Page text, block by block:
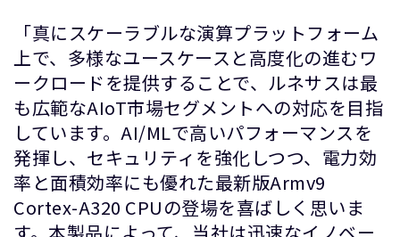
「真にスケーラブルな演算プラットフォーム
上で、多様なユースケースと高度化の進むワ
ークロードを提供することで、ルネサスは最
も広範なAIoT市場セグメントへの対応を目指
しています。AI/MLで高いパフォーマンスを
発揮し、セキュリティを強化しつつ、電力効
率と面積効率にも優れた最新版Armv9
Cortex-A320 CPUの登場を喜ばしく思いま